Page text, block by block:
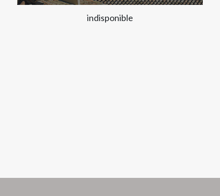
indisponible